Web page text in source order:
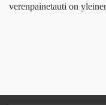
verenpainetauti on